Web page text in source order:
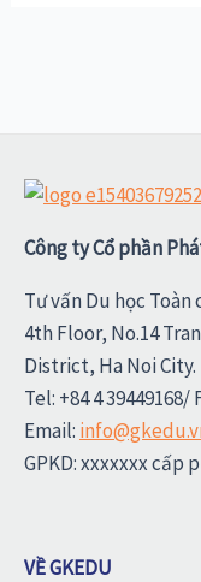
Công ty Cổ phần
Tư vấn Du học
4th Floor, No.14
District, Ha Noi City.
Tel: +84 4 39449168/
Email:
GPKD: xxxxxxx cấp
VỀ GKEDU